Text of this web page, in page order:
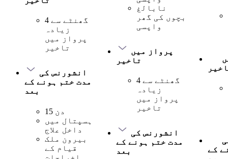
4 گھنٹے سے
زیادہ
پرواز میں
تاخیر
انشورنس کی
مدت ختم ہونے کے
بعد
15 دن
ہسپتال میں
داخل علاج
بیرون ملک
قیام کے
اخراجات
نابالغ
بچوں کی گھر
واپسی
پرواز میں
تاخیر
4 گھنٹے سے
زیادہ
پرواز میں
تاخیر
انشورنس کی
مدت ختم ہونے کے
بعد
کے